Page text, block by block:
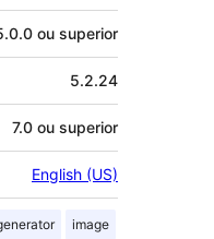
ou superior
5.2.24
7.0 ou superior
English (US)
image